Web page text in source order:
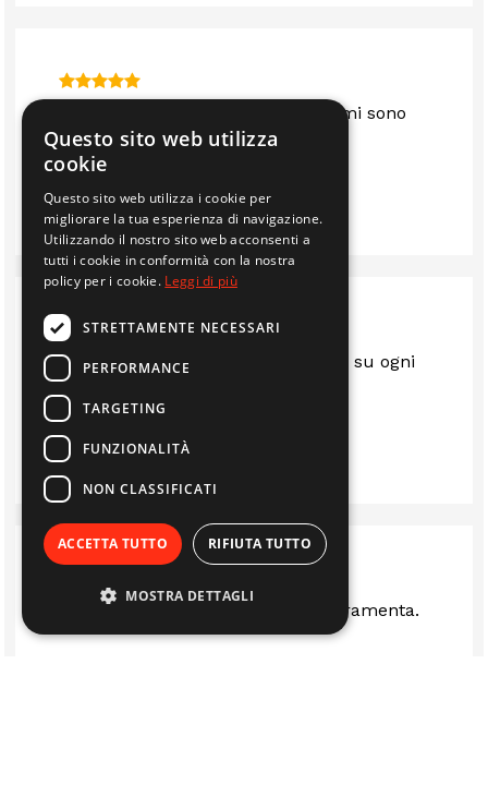
Sono anni che mi servo da loro e mi sono
sempre trovato bene.. consigliato
IMMOBILIARE EDIL 2F S.R.L.
Sempre al top.. gentili e disponibili su ogni
questione
LUIS
Ottima rivenditi stufe camini e ferramenta.
Questo sito web utilizza
cookie
Questo sito web utilizza i cookie per
migliorare la tua esperienza di navigazione.
Utilizzando il nostro sito web acconsenti a
tutti i cookie in conformità con la nostra
policy per i cookie. Leggi di più
STRETTAMENTE NECESSARI
PERFORMANCE
TARGETING
FUNZIONALITÀ
NON CLASSIFICATI
ACCETTA TUTTO RIFIUTA TUTTO
MOSTRA DETTAGLI